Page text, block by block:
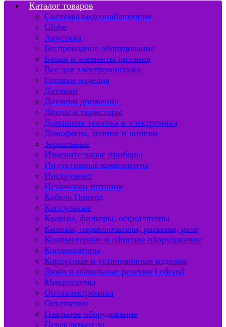
Каталог товаров
Системы видеонаблюдения
Globe
Акустика
Беспроводное оборудование
Блоки и элементы питания
Все для электромонтажа
Готовые изделия
Датчики
Датчики движения
Диоды и тиристоры
Домашняя техника и электроника
Домофоны, звонки и кнопки
Зеркальные
Измерительные приборы
Индуктивные компоненты
Инструмент
Источники питания
Кабель Провод
Капсульные
Кварцы, фильтры, осцилляторы
Кнопки, переключатели, разъемы, реле
Компьютерное и офисное оборудование
Конденсаторы
Корпусные и установочные изделия
Люки и напольные розетки Ledrand
Микросхемы
Оптоэлектроника
Освещение
Паяльное оборудование
Переключатели